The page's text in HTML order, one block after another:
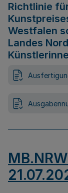
Richtlinie
Westfalen
Landes